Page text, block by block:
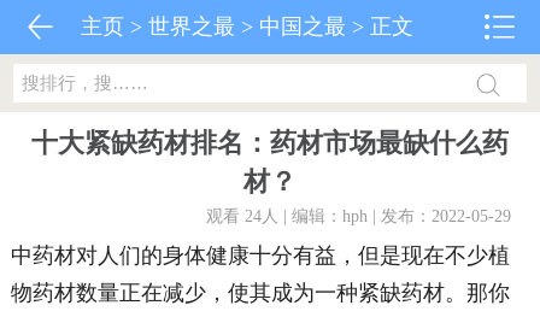
主页 >世界之最 > 中国之最 > 正文
十大紧缺药材排名：药材市场最缺什么药
材？
观看 24人 | 编辑：hph | 发布：2022-05-29
中药材对人们的身体健康十分有益，但是现在不少植
物药材数量正在减少，使其成为一种紧缺药材。那你